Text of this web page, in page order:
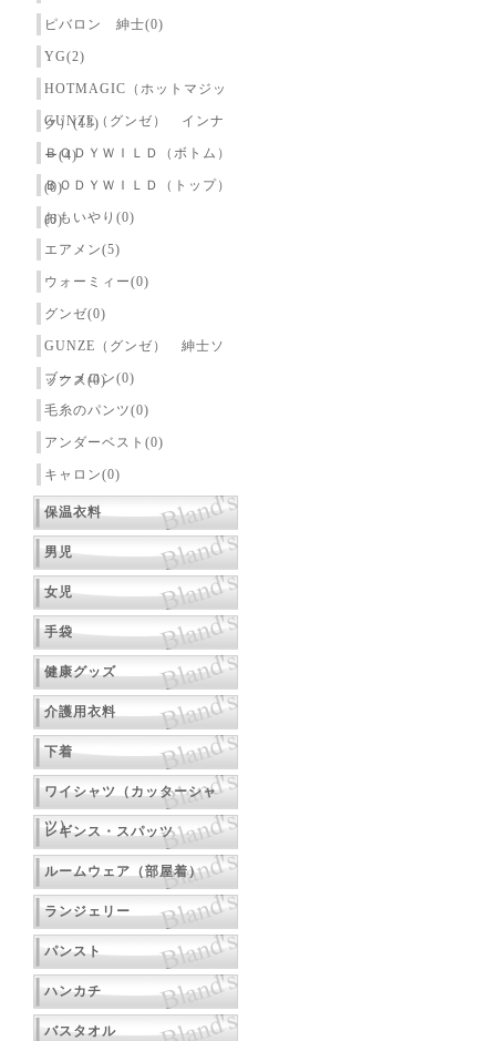
ピバロン 紳士(0)
YG(2)
HOTMAGIC（ホットマジッ
ク）(13)
GUNZE（グンゼ） インナ
ー(4)
ＢＯＤＹＷＩＬＤ（ボトム）
(0)
ＢＯＤＹＷＩＬＤ（トップ）
(0)
おもいやり(0)
エアメン(5)
ウォーミィー(0)
グンゼ(0)
GUNZE（グンゼ） 紳士ソ
ックス(0)
ブーメロン(0)
毛糸のパンツ(0)
アンダーベスト(0)
キャロン(0)
保温衣料
男児
女児
手袋
健康グッズ
介護用衣料
下着
ワイシャツ（カッターシャ
ツ）
レギンス・スパッツ
ルームウェア（部屋着）
ランジェリー
パンスト
ハンカチ
バスタオル